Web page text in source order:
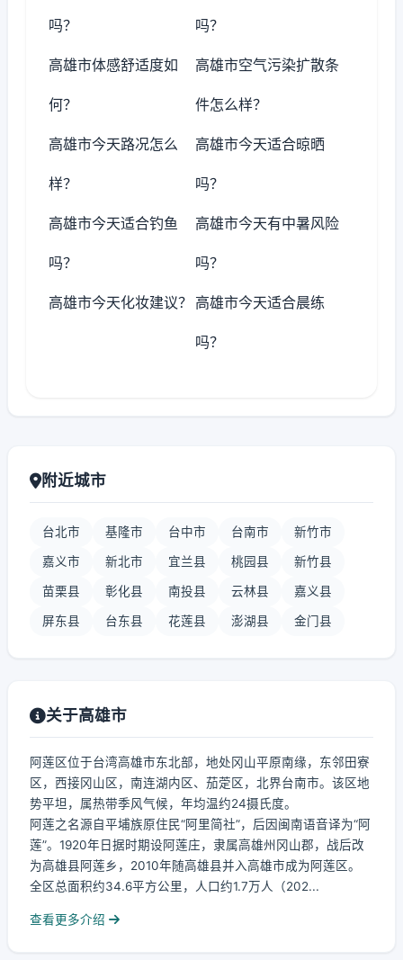
吗？ 吗？
高雄市体感舒适度如
何？
高雄市空气污染扩散条
件怎么样？
高雄市今天路况怎么
样？
高雄市今天适合晾晒
吗？
高雄市今天适合钓鱼
吗？
高雄市今天有中暑风险
吗？
高雄市今天化妆建议？ 高雄市今天适合晨练
吗？
附近城市
台北市 基隆市 台中市 台南市 新竹市
嘉义市 新北市 宜兰县 桃园县 新竹县
苗栗县 彰化县 南投县 云林县 嘉义县
屏东县 台东县 花莲县 澎湖县 金门县
关于高雄市
阿莲区位于台湾高雄市东北部，地处冈山平原南缘，东邻田寮
区，西接冈山区，南连湖内区、茄萣区，北界台南市。该区地
势平坦，属热带季风气候，年均温约24摄氏度。
阿莲之名源自平埔族原住民“阿里简社”，后因闽南语音译为“阿
莲”。1920年日据时期设阿莲庄，隶属高雄州冈山郡，战后改
为高雄县阿莲乡，2010年随高雄县并入高雄市成为阿莲区。
全区总面积约34.6平方公里，人口约1.7万人（202...
查看更多介绍